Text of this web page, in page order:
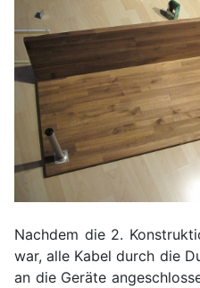
Nachdem die 2.
war, alle Kabel durch die
an die Geräte